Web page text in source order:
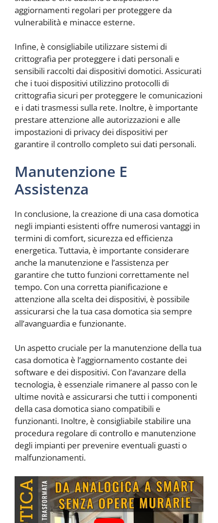
aggiornamenti regolari per proteggere da
vulnerabilità e minacce esterne.
Infine, è consigliabile utilizzare sistemi di
crittografia per proteggere i dati personali e
sensibili raccolti dai dispositivi domotici. Assicurati
che i tuoi dispositivi utilizzino protocolli di
crittografia sicuri per proteggere le comunicazioni
e i dati trasmessi sulla rete. Inoltre, è importante
prestare attenzione alle autorizzazioni e alle
impostazioni di privacy dei dispositivi per
garantire il controllo completo sui dati personali.
Manutenzione E
Assistenza
In conclusione, la creazione di una casa domotica
negli impianti esistenti offre numerosi vantaggi in
termini di comfort, sicurezza ed efficienza
energetica. Tuttavia, è importante considerare
anche la manutenzione e l’assistenza per
garantire che tutto funzioni correttamente nel
tempo. Con una corretta pianificazione e
attenzione alla scelta dei dispositivi, è possibile
assicurarsi che la tua casa domotica sia sempre
all’avanguardia e funzionante.
Un aspetto cruciale per la manutenzione della tua
casa domotica è l’aggiornamento costante dei
software e dei dispositivi. Con l’avanzare della
tecnologia, è essenziale rimanere al passo con le
ultime novità e assicurarsi che tutti i componenti
della casa domotica siano compatibili e
funzionanti. Inoltre, è consigliabile stabilire una
procedura regolare di controllo e manutenzione
degli impianti per prevenire eventuali guasti o
malfunzionamenti.